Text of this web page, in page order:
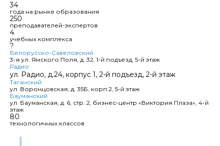
34
года на рынке образования
250
преподавателей-экспертов
4
учебных комплекса
?
Белорусско-Савеловский
3-я ул. Ямского Поля, д. 32, 1-й подъезд, 5-й этаж
Радио
ул. Радио, д.24, корпус 1, 2-й подъезд, 2-й этаж
Таганский
ул. Воронцовская, д. 35Б, корп.2, 5-й этаж
Бауманский
ул. Бауманская, д. 6, стр. 2, бизнес-центр «Виктория Плаза», 4-й
этаж
80
технологичных классов